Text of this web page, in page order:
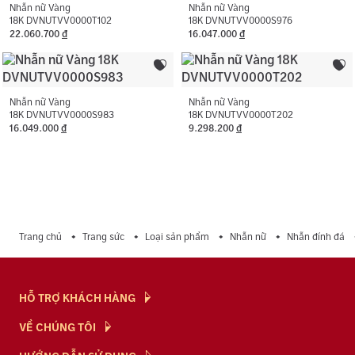
Màu đá phụ:
Trắng
Hình dạng đá phụ:
Hình tròn
Nhẫn nữ Vàng
18K DVNUTVV0000T102
22.060.700 đ
Nhẫn nữ Vàng
18K DVNUTVV0000S976
16.047.000 đ
Nhẫn nữ Vàng
18K DVNUTVV0000S983
16.049.000 đ
Nhẫn nữ Vàng
18K DVNUTVV0000T202
9.298.200 đ
Trang chủ Trang sức Loại sản phẩm Nhẫn nữ Nhẫn đính đá
HỖ TRỢ KHÁCH HÀNG
Hỏi & Đáp
Chính Sách
VỀ CHÚNG TÔI
NTJ Flagship